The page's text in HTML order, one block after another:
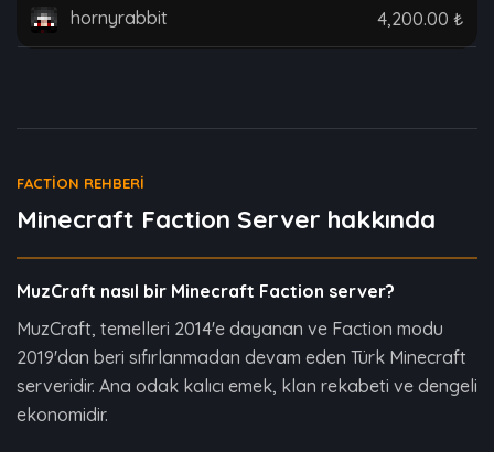
hornyrabbit 4,200.00 ₺
FACTION REHBERI
Minecraft Faction Server hakkında
MuzCraft nasıl bir Minecraft Faction server?
MuzCraft, temelleri 2014'e dayanan ve Faction modu
2019'dan beri sıfırlanmadan devam eden Türk Minecraft
serveridir. Ana odak kalıcı emek, klan rekabeti ve dengeli
ekonomidir.